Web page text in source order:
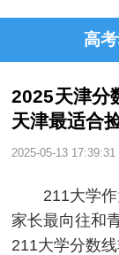
高
2025天津分
天津最适合
2025-05-13 17:39:31
211大学
家长最向往和
211大学分数